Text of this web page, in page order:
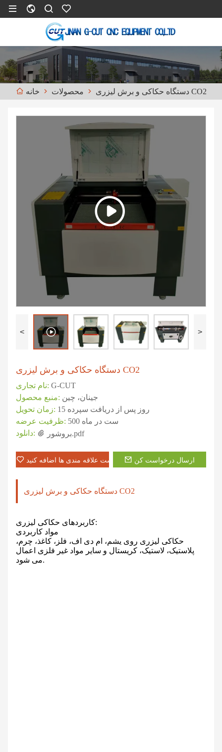
خانه محصولات دستگاه حکاکی و برش لیزری CO2
< >
دستگاه حکاکی و برش لیزری CO2
نام تجاری: G-CUT
منبع محصول: جینان، چین
زمان تحویل:
15 روز پس از دریافت سپرده
ظرفیت عرضه:
500 ست در ماه
دانلود:
بروشور.pdf
به لیست علاقه مندی ها اضافه کنید ارسال درخواست کن
دستگاه حکاکی و برش لیزری CO2
کاربردهای حکاکی لیزری:
مواد کاربردی
حکاکی لیزری روی یشم، ام دی اف، فلز، کاغذ، چرم،
پلاستیک، لاستیک، کریستال و سایر مواد غیر فلزی اعمال
می شود.